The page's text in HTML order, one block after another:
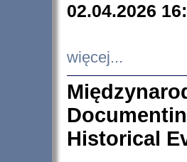
02.04.2026
więcej...
Historical